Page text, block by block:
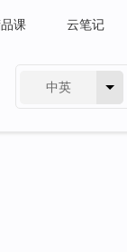
课 云笔记
中英